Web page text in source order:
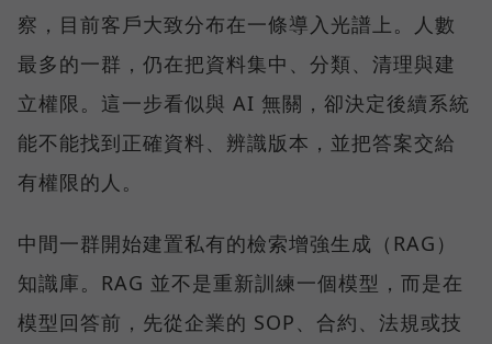
察，目前客戶大致分布在一條導入光譜上。人數
最多的一群，仍在把資料集中、分類、清理與建
立權限。這一步看似與 AI 無關，卻決定後續系統
能不能找到正確資料、辨識版本，並把答案交給
有權限的人。
中間一群開始建置私有的檢索增強生成（RAG）
知識庫。RAG 並不是重新訓練一個模型，而是在
模型回答前，先從企業的 SOP、合約、法規或技